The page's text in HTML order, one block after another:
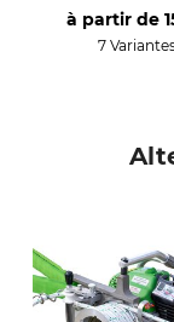
à partir de
7